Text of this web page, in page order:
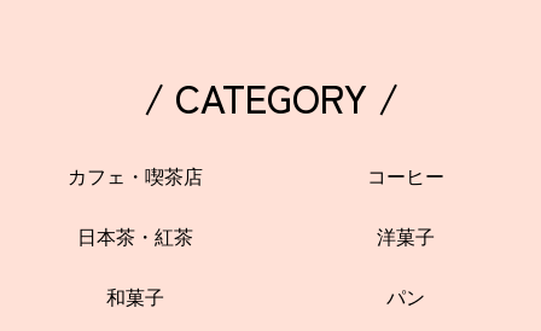
/ CATEGORY /
カフェ・喫茶店 コーヒー
日本茶・紅茶 洋菓子
和菓子 パン